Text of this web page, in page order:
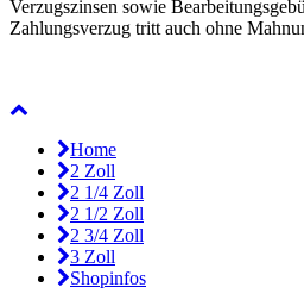
Verzugszinsen sowie
Zahlungsverzug tritt auch ohne
Home
2 Zoll
2 1/4 Zoll
2 1/2 Zoll
2 3/4 Zoll
3 Zoll
Shopinfos